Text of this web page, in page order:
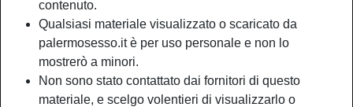
contenuto.
Qualsiasi materiale visualizzato o scaricato da
palermosesso.it è per uso personale e non lo
mostrerò a minori.
Non sono stato contattato dai fornitori di questo
materiale, e scelgo volentieri di visualizzarlo o
Nickname:
Età:
53
Paese:
Provincia:
Trapani
Sesso:
Donna